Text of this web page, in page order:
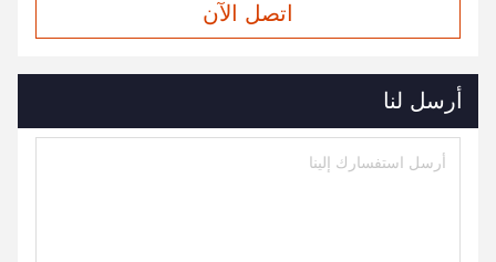
اتصل الآن
أرسل لنا